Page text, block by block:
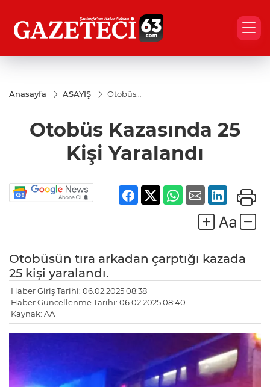
Anasayfa ASAYİŞ
Otobüs
Yaralandı
Otobüs Kazasında 25
Kişi Yaralandı
Otobüsün tıra arkadan çarptığı kazada
25 kişi yaralandı.
Haber Giriş Tarihi: 06.02.2025 08:38
Haber Güncellenme Tarihi: 06.02.2025 08:40
Kaynak: AA